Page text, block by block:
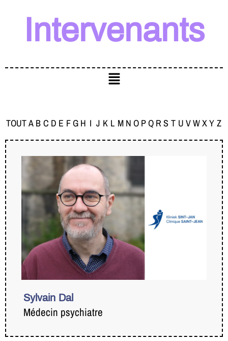
Intervenants
TOUTA B C D E FG H I J K L M N O PQ R S T U VWXY Z
Sylvain Dal
Médecin psychiatre